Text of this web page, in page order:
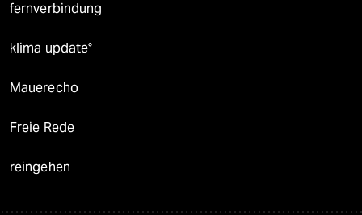
fernverbindung
klima update°
Mauerecho
Freie Rede
reingehen